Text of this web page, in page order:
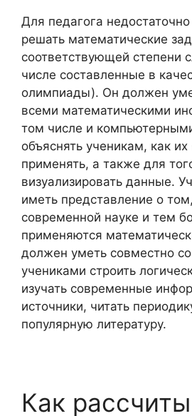
Для педагога
решать математические
соответствующей степени
числе составленные в
олимпиады). Он должен
всеми математическими
том числе и
объяснять ученикам, как
применять, а также для
визуализировать данные.
иметь представление о
современной науке и тем
применяются
должен уметь совместно
учениками строить
изучать современные
источники, читать
популярную литературу.
Как